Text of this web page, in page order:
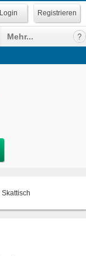
Registrieren
Mehr...
Skattisch